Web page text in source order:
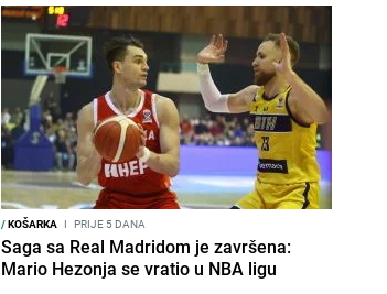
/KOŠARKA I PRIJE 5 DANA
Saga sa Real Madridom je završena:
Mario Hezonja se vratio u NBA ligu